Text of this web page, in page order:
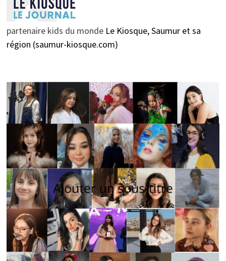
partenaire kids du monde Le Kiosque, Saumur et sa
région (saumur-kiosque.com)